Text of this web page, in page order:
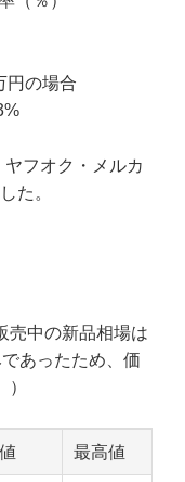
円の場合
フオク・メルカ
た。
売中の新品相場は
あったため、価
最高値